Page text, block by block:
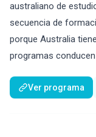
australiano de
secuencia de
porque Australia
programas
Ver programa